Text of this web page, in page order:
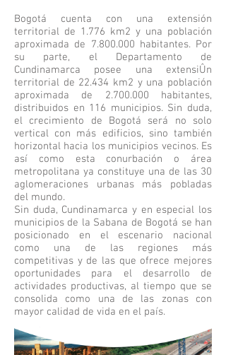
Bogotá cuenta con una extensión
territorial de 1.776 km2 y una población
aproximada de 7.800.000 habitantes. Por
su parte, el Departamento de
Cundinamarca posee una extensiÛn
territorial de 22.434 km2 y una población
aproximada de 2.700.000 habitantes,
distribuidos en 116 municipios. Sin duda,
el crecimiento de Bogotá será no solo
vertical con más edificios, sino también
horizontal hacia los municipios vecinos. Es
así como esta conurbación o área
metropolitana ya constituye una de las 30
aglomeraciones urbanas más pobladas
del mundo.
Sin duda, Cundinamarca y en especial los
municipios de la Sabana de Bogotá se han
posicionado en el escenario nacional
como una de las regiones más
competitivas y de las que ofrece mejores
oportunidades para el desarrollo de
actividades productivas, al tiempo que se
consolida como una de las zonas con
mayor calidad de vida en el país.